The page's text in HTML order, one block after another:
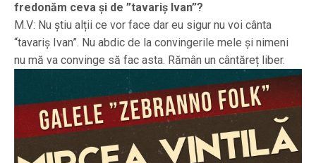
fredonăm ceva și de ”tavariș Ivan”?
M.V: Nu știu alții ce vor face dar eu sigur nu voi cânta
“tavariș Ivan”. Nu abdic de la convingerile mele și nimeni
nu mă va convinge să fac asta. Rămân un cântăreț liber.